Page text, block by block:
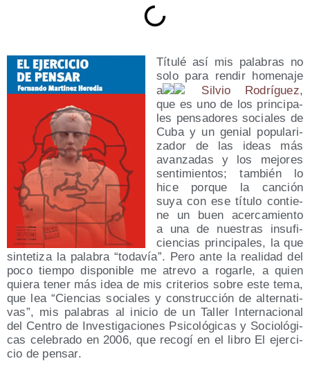
Títu­lé así mis pala­bras no
solo para ren­dir home­na­je
a
Sil­vio Rodrí­guez,
que es uno de los prin­ci­pa­
les pen­sa­do­res socia­les de
Cuba y un genial popu­la­ri­
za­dor de las ideas más
avan­za­das y los mejo­res
sen­ti­mien­tos; tam­bién lo
hice por­que la can­ción
suya con ese títu­lo con­tie­
ne un buen acer­ca­mien­to
a una de nues­tras insu­fi­
cien­cias prin­ci­pa­les, la que
sin­te­ti­za la pala­bra “toda­vía”. Pero ante la reali­dad del
poco tiem­po dis­po­ni­ble me atre­vo a rogar­le, a quien
quie­ra tener más idea de mis cri­te­rios sobre este tema,
que lea “Cien­cias socia­les y cons­truc­ción de alter­na­ti­
vas”, mis pala­bras al ini­cio de un Taller Inter­na­cio­nal
del Cen­tro de Inves­ti­ga­cio­nes Psi­co­ló­gi­cas y Socio­ló­gi­
cas cele­bra­do en 2006, que reco­gí en el libro El ejer­ci­
cio de pensar.